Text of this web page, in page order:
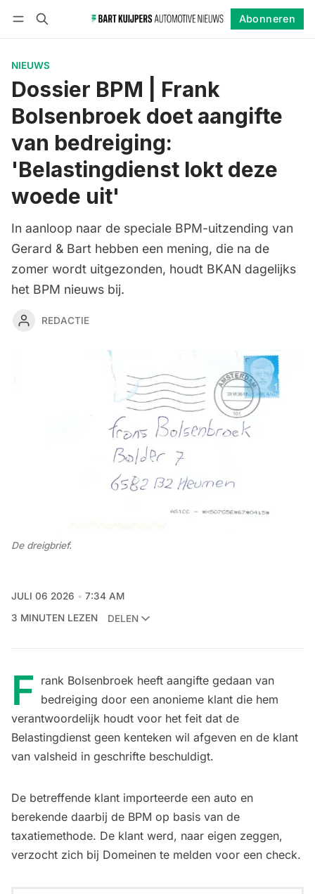
Abonneren
NIEUWS
Dossier BPM | Frank
Bolsenbroek doet aangifte
van bedreiging:
'Belastingdienst lokt deze
woede uit'
In aanloop naar de speciale BPM-uitzending van
Gerard & Bart hebben een mening, die na de
zomer wordt uitgezonden, houdt BKAN dagelijks
het BPM nieuws bij.
REDACTIE
De dreigbrief.
JULI 06 2026
7:34 AM
3 MINUTEN LEZEN
DELEN
F rank Bolsenbroek heeft aangifte gedaan van
bedreiging door een anonieme klant die hem
verantwoordelijk houdt voor het feit dat de
Belastingdienst geen kenteken wil afgeven en de klant
van valsheid in geschrifte beschuldigt.
De betreffende klant importeerde een auto en
berekende daarbij de BPM op basis van de
taxatiemethode. De klant werd, naar eigen zeggen,
verzocht zich bij Domeinen te melden voor een check.